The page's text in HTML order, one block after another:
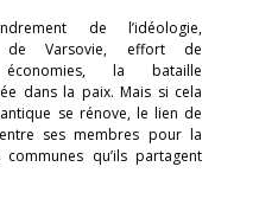
de l’idéologie,
Varsovie, effort de
la bataille
dans la paix. Mais si cela
se rénove, le lien de
ses membres pour la
qu’ils partagent